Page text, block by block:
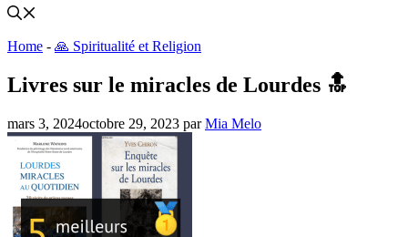
Home - 🙏 Spiritualité et Religion
Livres sur le miracles de Lourdes 🔝
mars 3, 2024octobre 29, 2023 parMia Melo